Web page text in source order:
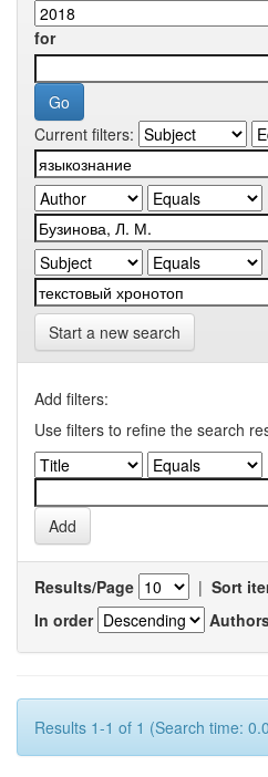
for
Current filters:
Start a new search
Add filters:
Use filters to refine the search
Results/Page | Sort
In order
Results 1-1 of 1 (Search time: